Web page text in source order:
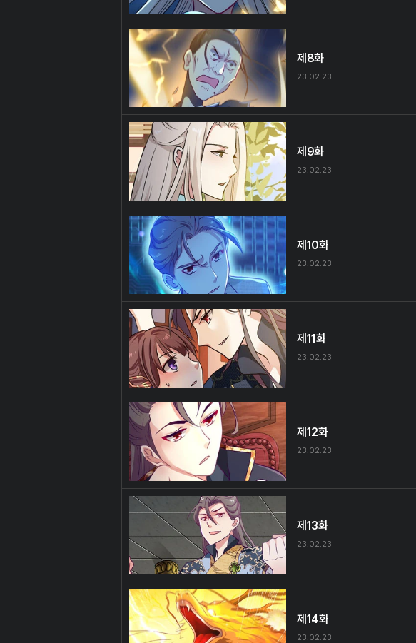
제8화
23.02.23
제9화
23.02.23
제10화
23.02.23
제11화
23.02.23
제12화
23.02.23
제13화
23.02.23
제14화
23.02.23